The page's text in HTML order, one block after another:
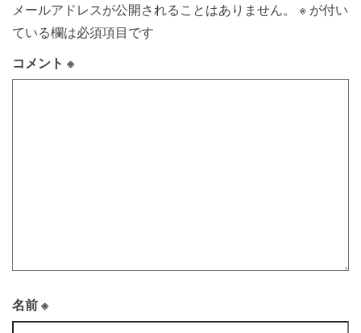
メールアドレスが公開されることはありません。 ※ が付い
ている欄は必須項目です
コメント ※
名前 ※